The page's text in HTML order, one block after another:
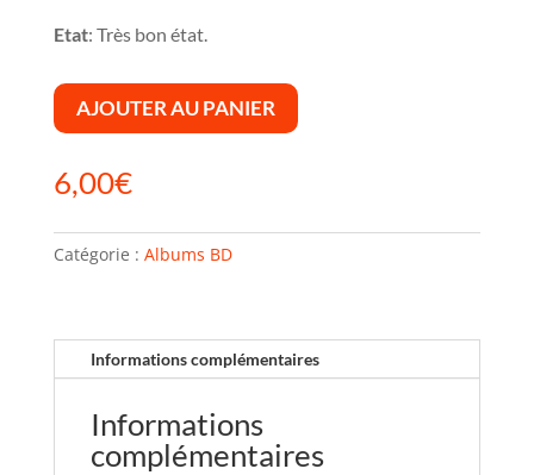
Etat: Très bon état.
AJOUTER AU PANIER
6,00€
Catégorie : Albums BD
Informations complémentaires
Informations
complémentaires